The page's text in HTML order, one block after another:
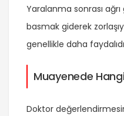
Yaralanma sonrası
basmak giderek
genellikle daha
Muayenede
Doktor